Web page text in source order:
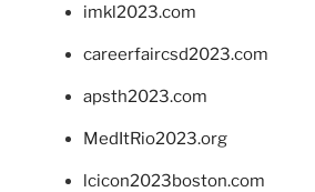
imkl2023.com
careerfaircsd2023.com
apsth2023.com
MedItRio2023.org
lcicon2023boston.com